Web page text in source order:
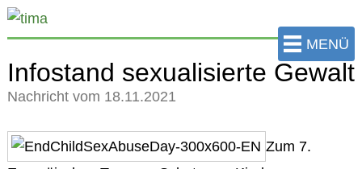
zum
Hauptinhalt
Seite
springen
MENÜ
Infostand sexualisierte Gewalt
Nachricht vom 18.11.2021
Zum 7.